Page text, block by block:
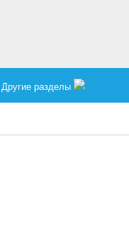
Другие разделы